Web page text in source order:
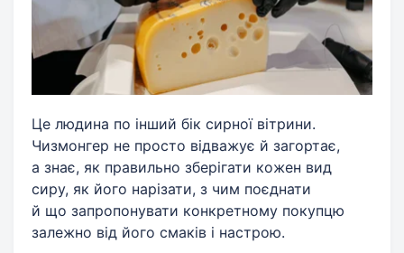
Це людина по інший бік сирної вітрини.
Чизмонгер не просто відважує й загортає,
а знає, як правильно зберігати кожен вид
сиру, як його нарізати, з чим поєднати
й що запропонувати конкретному покупцю
залежно від його смаків і настрою.